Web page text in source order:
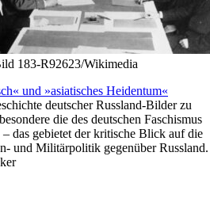
183-R92623/Wikimedia
und »asiatisches Heidentum«
deutscher Russland-Bilder zu
die des deutschen Faschismus
das gebietet der kritische Blick auf die
und Militärpolitik gegenüber Russland.